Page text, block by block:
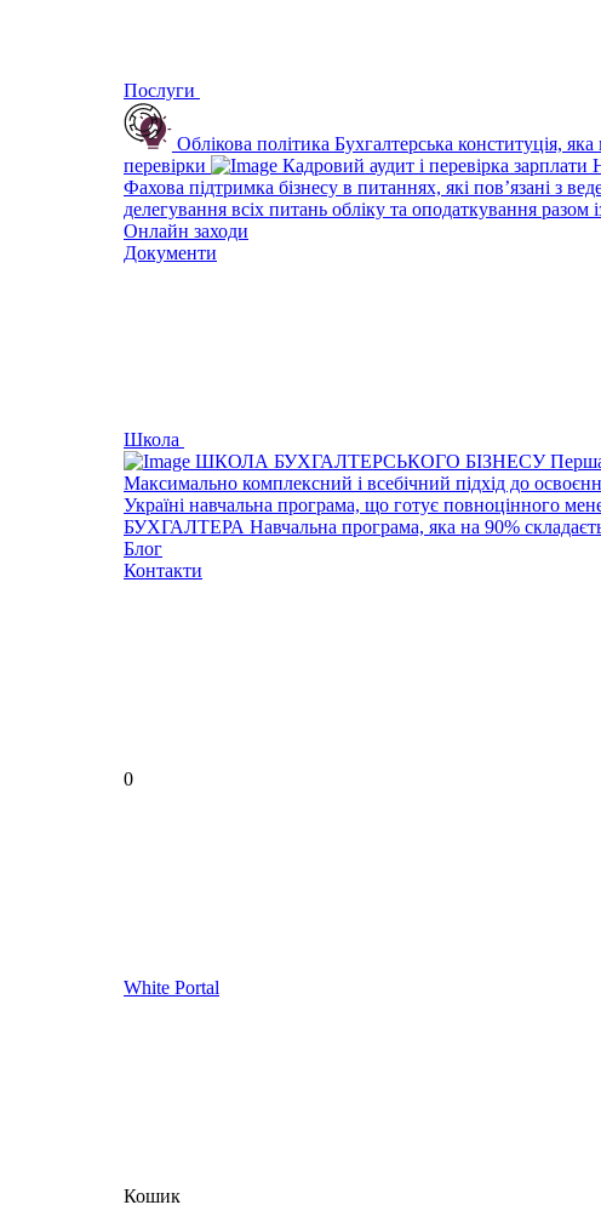
Послуги
Облікова політика Бухгалтерська конституція,
перевірки
Кадровий аудит і перевірка зарплати
Фахова підтримка бізнесу в питаннях, які пов’язані з
делегування всіх питань обліку та оподаткування разом
Онлайн заходи
Документи
Школа
ШКОЛА БУХГАЛТЕРСЬКОГО БІЗНЕСУПерша
Максимально комплексний і всебічний підхід до
Україні навчальна програма, що готує повноцінного
БУХГАЛТЕРА Навчальна програма, яка на 90%
Блог
Контакти
0
White Portal
Кошик